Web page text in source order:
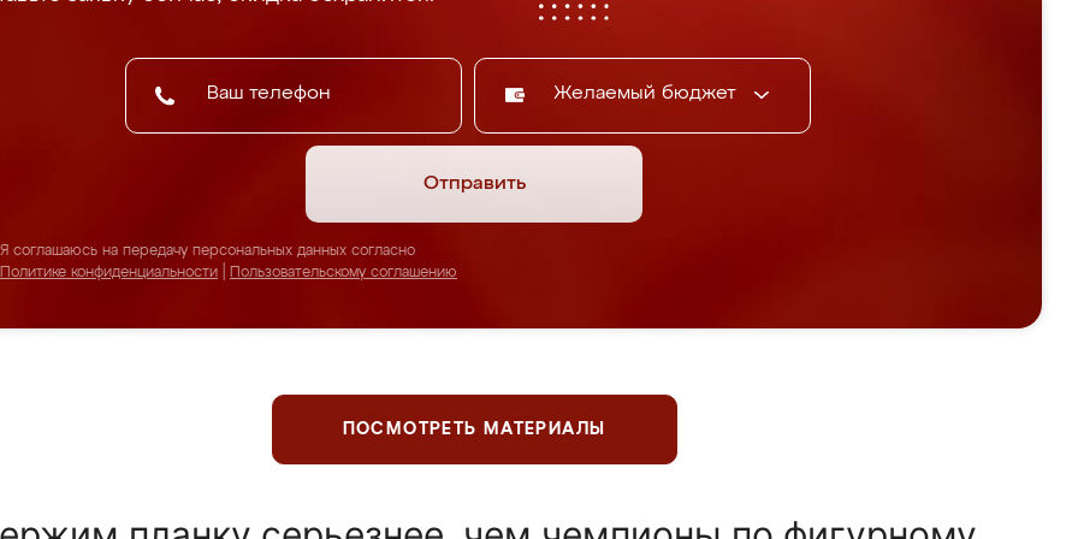
Желаемый бюджет
Отправить
Я соглашаюсь на передачу персональных данных согласно
Политике конфиденциальности
Пользовательскому соглашению
ПОСМОТРЕТЬ МАТЕРИАЛЫ